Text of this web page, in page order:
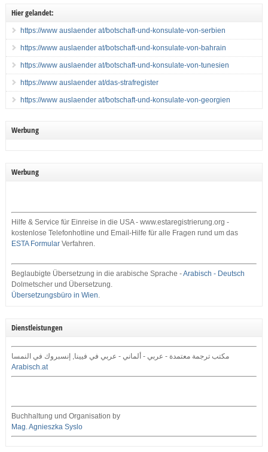
Hier gelandet:
https://www auslaender at/botschaft-und-konsulate-von-serbien
https://www auslaender at/botschaft-und-konsulate-von-bahrain
https://www auslaender at/botschaft-und-konsulate-von-tunesien
https://www auslaender at/das-strafregister
https://www auslaender at/botschaft-und-konsulate-von-georgien
Werbung
Werbung
Hilfe & Service für Einreise in die USA - www.estaregistrierung.org -
kostenlose Telefonhotline und Email-Hilfe für alle Fragen rund um das
ESTA FormularVerfahren.
Beglaubigte Übersetzung in die arabische Sprache -Arabisch - Deutsch
Dolmetscher und Übersetzung.
Übersetzungsbüro in Wien.
Dienstleistungen
مكتب ترجمة معتمدة - عربي - ألماني - عربي في فيينا, إنسبروك في النمسا
Arabisch.at
Buchhaltung und Organisation by
Mag. Agnieszka Syslo